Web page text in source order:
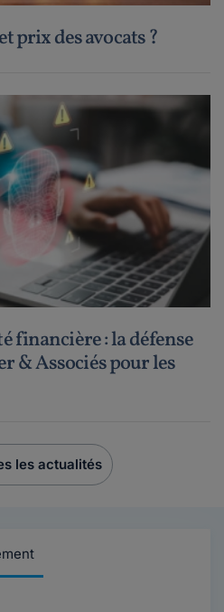
prix des avocats ?
financière : la défense
& Associés pour les
les actualités